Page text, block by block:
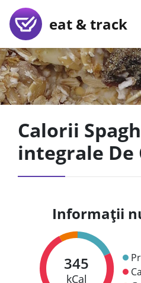
eat & track
Calorii
integrale De
Informații
345
kCal